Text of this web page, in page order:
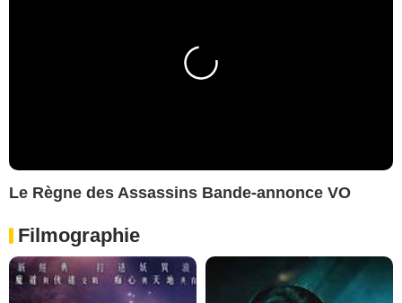
Le Règne des Assassins Bande-annonce VO
Filmographie